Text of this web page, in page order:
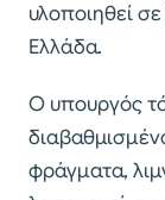
υλοποιηθεί
Ελλάδα.
Ο υπουργός
φράγματα,